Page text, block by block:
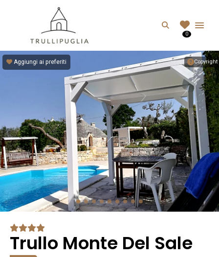
Search
0
Copyright
Aggiungi ai preferiti
Trullo Monte Del Sale